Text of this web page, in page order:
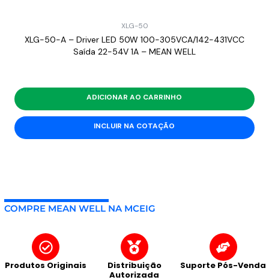
XLG-50
XLG-50-A – Driver LED 50W 100-305VCA/142-431VCC
Saída 22-54V 1A – MEAN WELL
ADICIONAR AO CARRINHO
INCLUIR NA COTAÇÃO
COMPRE MEAN WELL NA MCEIG
Produtos Originais
Distribuição
Autorizada
Suporte Pós-Venda